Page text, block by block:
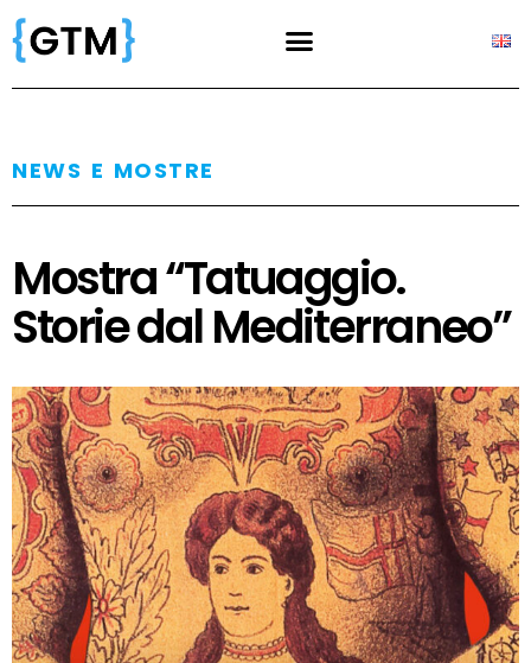
NEWS E MOSTRE
Mostra “Tatuaggio.
Storie dal Mediterraneo”